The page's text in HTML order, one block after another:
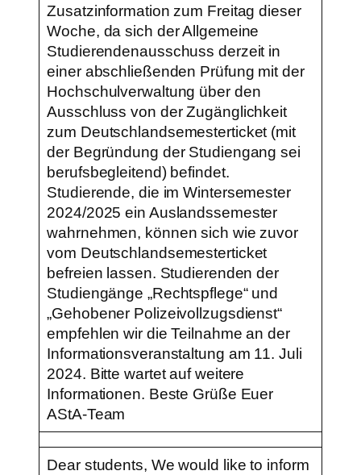
Zusatzinformation zum Freitag dieser
Woche, da sich der Allgemeine
Studierendenausschuss derzeit in
einer abschließenden Prüfung mit der
Hochschulverwaltung über den
Ausschluss von der Zugänglichkeit
zum Deutschlandsemesterticket (mit
der Begründung der Studiengang sei
berufsbegleitend) befindet.
Studierende, die im Wintersemester
2024/2025 ein Auslandssemester
wahrnehmen, können sich wie zuvor
vom Deutschlandsemesterticket
befreien lassen. Studierenden der
Studiengänge „Rechtspflege“ und
„Gehobener Polizeivollzugsdienst“
empfehlen wir die Teilnahme an der
Informationsveranstaltung am 11. Juli
2024. Bitte wartet auf weitere
Informationen. Beste Grüße Euer
AStA-Team
Dear students, We would like to inform